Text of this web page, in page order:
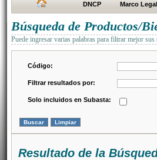
DNCP Marco Legal
Búsqueda de Productos/
Puede ingresar varias palabras para filtrar mejor sus
Código:
Filtrar resultados por:
Solo incluidos en Subasta:
Resultado de la